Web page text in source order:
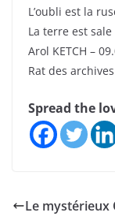
L’oubli est la
La terre est
Arol KETCH –
Rat des archives
Spread the
Le mystérieux